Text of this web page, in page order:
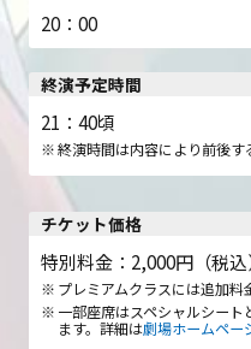
20：00
終演予定時間
21：40頃
終演時間は内容により前後す
チケット価格
特別料金：2,000円（税込
プレミアムクラスには追加料
一部座席はスペシャルシー
ます。詳細は劇場ホームペー